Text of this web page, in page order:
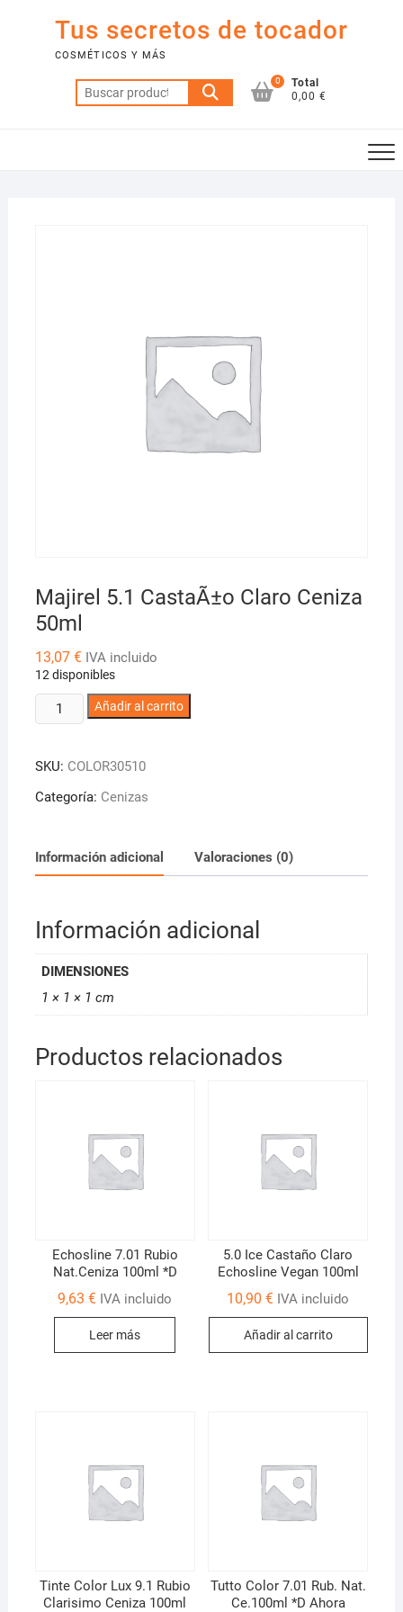
contenido
Tus secretos de tocador
COSMÉTICOS Y MÁS
Buscar
por:
0
Total
0,00 €
Majirel 5.1 CastaÃ±o Claro Ceniza
50ml
13,07 € IVA incluido
12 disponibles
Majirel
5.1
Claro
Ceniza
Añadir al carrito
SKU: COLOR30510
Categoría: Cenizas
Información adicional Valoraciones (0)
Información adicional
DIMENSIONES
1 × 1 × 1 cm
Productos relacionados
Echosline 7.01 Rubio
Nat.Ceniza 100ml *D
9,63€ IVA incluido
Leer más
5.0 Ice Castaño Claro
Echosline Vegan 100ml
10,90€ IVA incluido
Añadir al carrito
Tinte Color Lux 9.1 Rubio
Clarisimo Ceniza 100ml
Tutto Color 7.01 Rub. Nat.
Ce.100ml *D Ahora